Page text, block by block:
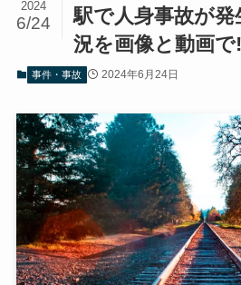
駅で人身事故が
況を画像と動画で
2024
6/24
事件・事故 2024年6月24日